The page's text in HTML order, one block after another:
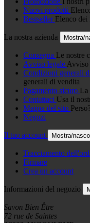
Nuovi prodotti
Bestseller Elenco
La nostra azienda Mostra/
Consegna Le nostre
Avviso legale Avviso
Condizioni generali
generali di vendita
Pagamento sicuro La
Contattaci Usa il
Mappa del sito
Negozi
Il tuo account Mostra/
Tracciamento
Firmare
Crea un account
Informazioni del negozio
Savon Bien Être
72 rue de Saintes